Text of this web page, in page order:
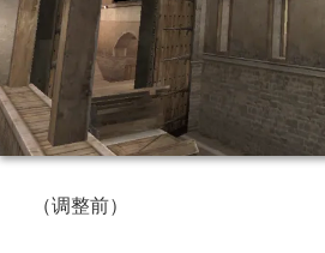
（调整前）